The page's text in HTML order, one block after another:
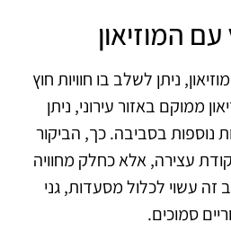
עם המוזיאון
ניתן לשלב בו חוויות חוץ
ממוקם באזור עירוני, ניתן
נוספות בסביבה. כך, הביקור
עצירה, אלא כחלק מחוויה
זה עשוי לכלול מסעדות, גני
סמוכים.